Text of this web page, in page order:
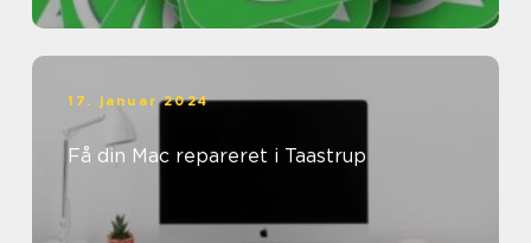
17. januar 2024
Få din Mac repareret i Taastrup